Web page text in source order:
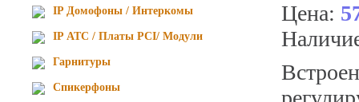
IP Домофоны / Интеркомы
IP АТС / Платы PCI/ Модули
Гарнитуры
Спикерфоны
Цена: